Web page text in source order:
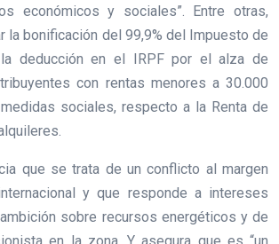
económicos y sociales”. Entre otras,
la bonificación del 99,9% del Impuesto de
deducción en el IRPF por el alza de
con rentas menores a 30.000
sociales, respecto a la Renta de
que se trata de un conflicto al margen
y que responde a intereses
sobre recursos energéticos y de